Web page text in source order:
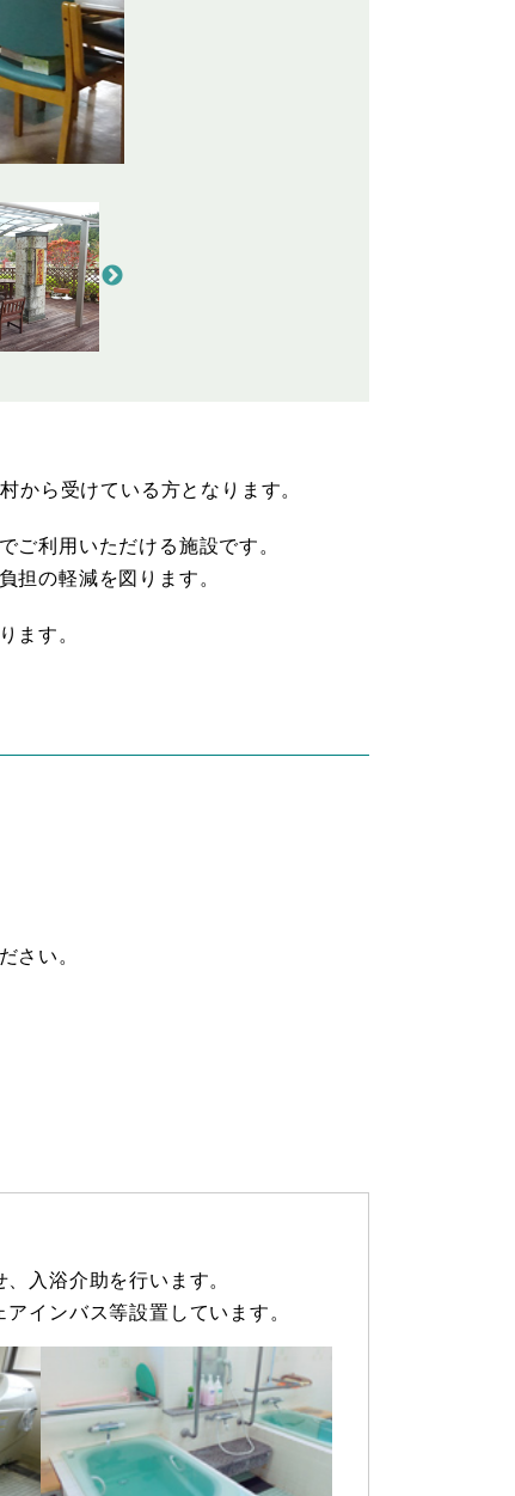
から受けている方となります。
ご利用いただける施設です。
担の軽減を図ります。
ます。
さい。
入浴介助を行います。
インバス等設置しています。